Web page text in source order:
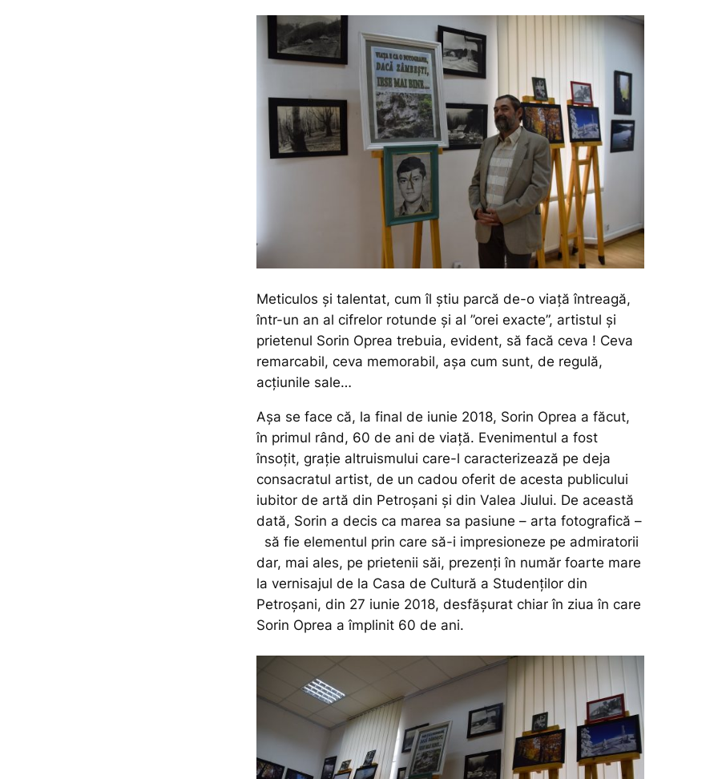
Meticulos și talentat, cum îl știu parcă de-o viață întreagă,
într-un an al cifrelor rotunde și al ”orei exacte”, artistul și
prietenul Sorin Oprea trebuia, evident, să facă ceva ! Ceva
remarcabil, ceva memorabil, așa cum sunt, de regulă,
acțiunile sale…
Așa se face că, la final de iunie 2018, Sorin Oprea a făcut,
în primul rând, 60 de ani de viață. Evenimentul a fost
însoțit, grație altruismului care-l caracterizează pe deja
consacratul artist, de un cadou oferit de acesta publicului
iubitor de artă din Petroșani și din Valea Jiului. De această
dată, Sorin a decis ca marea sa pasiune – arta fotografică –
să fie elementul prin care să-i impresioneze pe admiratorii
dar, mai ales, pe prietenii săi, prezenți în număr foarte mare
la vernisajul de la Casa de Cultură a Studenților din
Petroșani, din 27 iunie 2018, desfășurat chiar în ziua în care
Sorin Oprea a împlinit 60 de ani.